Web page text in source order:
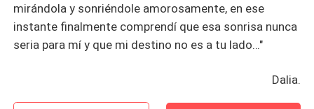
mirándola y sonriéndole amorosamente, en ese
instante finalmente comprendí que esa sonrisa nunca
seria para mí y que mi destino no es a tu lado…"
Dalia.